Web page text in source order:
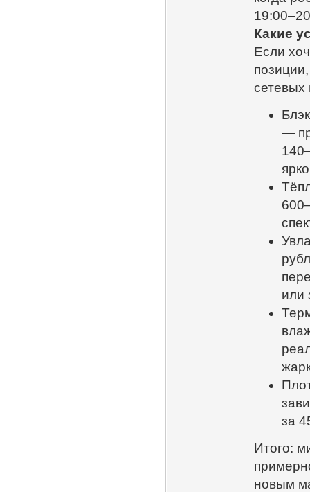
Какие
Если
сетевых
—
или
за
Итого:
новым